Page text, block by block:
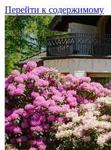
Перейти к содержимому